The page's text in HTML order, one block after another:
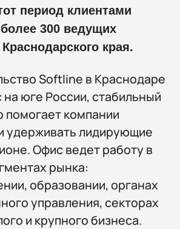
период клиентами
300 ведущих
края.
Softline в Краснодаре
на юге России, стабильный
помогает компании
удерживать лидирующие
Офис ведет работу в
рынка:
образовании, органах
управления, секторах
и крупного бизнеса.